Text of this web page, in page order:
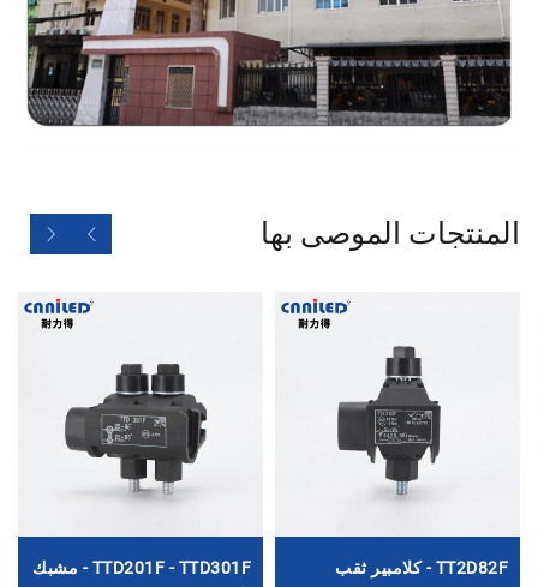
المنتجات الموصى بها
TT2D82F - كلامبير ثقب
TTD201F - TTD301F - مشبك